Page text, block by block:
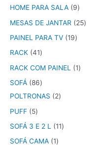
HOME PARA SALA
9
MESAS DE JANTAR
25
PAINEL PARA TV 19
RACK 41
RACK COM PAINEL
1
SOFÁ
86
POLTRONAS
2
PUFF
5
SOFÁ 3 E 2 L
11
SOFÁ CAMA 1